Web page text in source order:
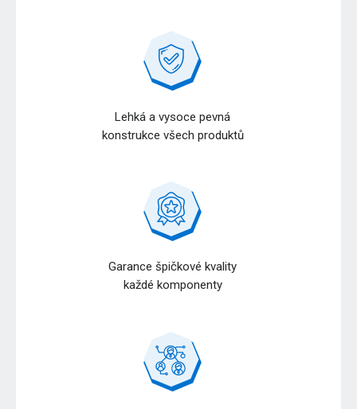
Lehká a vysoce pevná
konstrukce všech produktů
Garance špičkové kvality
každé komponenty